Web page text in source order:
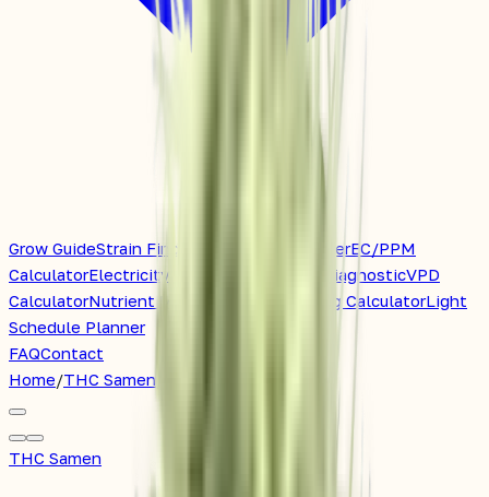
Grow GuideStrain Finder Grow Space PlannerEC/PPM
CalculatorElectricity Cost Calculator pH DiagnosticVPD
CalculatorNutrient Mix Calculator Watering CalculatorLight
Schedule Planner
FAQContact
Home/THC Samen
THC Samen